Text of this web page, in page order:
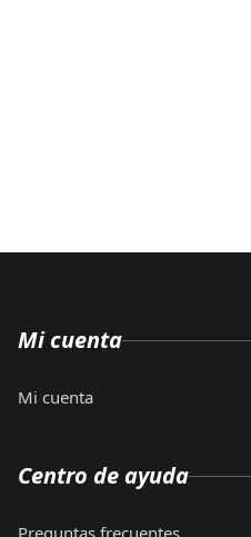
Mi cuenta
Mi cuenta
Centro de ayuda
Preguntas frecuentes